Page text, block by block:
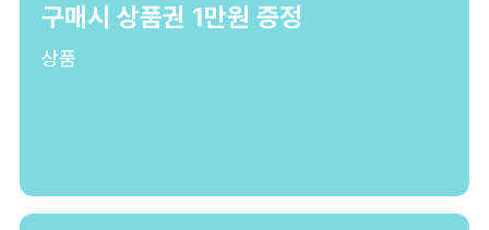
구매시 상품권 1만원 증정
상품